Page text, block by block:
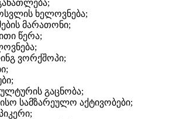
ხელოვნება;
მარათონი;
წერა;
ვორქშოპი;
გაცნობა;
სამზარეულო აქტივობები;